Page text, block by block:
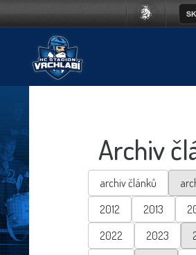
Archiv
archiv článků
2012
2013
2022
2023